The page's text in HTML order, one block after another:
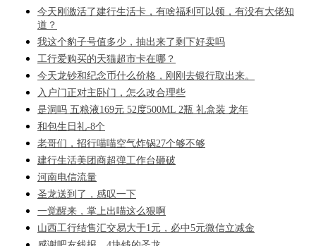
今天刚激活了建行生活卡，有啥福利可以领，有没有大佬知
道？
我这个豹子号值多少，抽出来了剩下好卖吗
工行爱购买的天猫超市卡在哪？
今天龙钞和纪念币什么价格，刚刚去银行取出来。
入户门正对主卧门，怎么改合理些
是洞吗 五粮液169元 52度500ML 2瓶 礼盒装 龙年
和包生日礼-8个
老哥们，招行喵喵空气炸锅27个够不够
建行生活美团商超弹工作台砸破
河南电信流量
圣龙送到了，感叹一下
一觉醒来，掌上出喵这么狠啊
山西工行结售汇交易大于1元，必中5元微信立减金